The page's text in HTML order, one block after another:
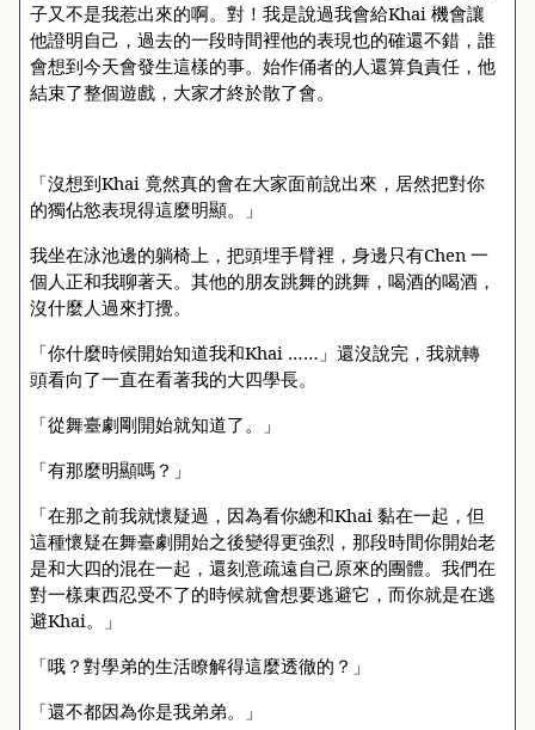
子又不是我惹出來的啊。對！我是說過我會給Khai 機會讓
他證明自己，過去的一段時間裡他的表現也的確還不錯，誰
會想到今天會發生這樣的事。始作俑者的人還算負責任，他
結束了整個遊戲，大家才終於散了會。
「沒想到Khai 竟然真的會在大家面前說出來，居然把對你
的獨佔慾表現得這麼明顯。」
我坐在泳池邊的躺椅上，把頭埋手臂裡，身邊只有Chen 一
個人正和我聊著天。其他的朋友跳舞的跳舞，喝酒的喝酒，
沒什麼人過來打攪。
「你什麼時候開始知道我和Khai ……」還沒說完，我就轉
頭看向了一直在看著我的大四學長。
「從舞臺劇剛開始就知道了。」
「有那麼明顯嗎？」
「在那之前我就懷疑過，因為看你總和Khai 黏在一起，但
這種懷疑在舞臺劇開始之後變得更強烈，那段時間你開始老
是和大四的混在一起，還刻意疏遠自己原來的團體。我們在
對一樣東西忍受不了的時候就會想要逃避它，而你就是在逃
避Khai。」
「哦？對學弟的生活瞭解得這麼透徹的？」
「還不都因為你是我弟弟。」